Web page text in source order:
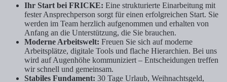
Ihr Start bei FRICKE: Eine strukturierte Einarbeitung mit
fester Ansprechperson sorgt für einen erfolgreichen Start. Sie
werden im Team herzlich aufgenommen und erhalten von
Anfang an die Unterstützung, die Sie brauchen.
Moderne Arbeitswelt: Freuen Sie sich auf moderne
Arbeitsplätze, digitale Tools und flache Hierarchien. Bei uns
wird auf Augenhöhe kommuniziert – Entscheidungen treffen
wir schnell und gemeinsam.
Stabiles Fundament: 30 Tage Urlaub, Weihnachtsgeld,